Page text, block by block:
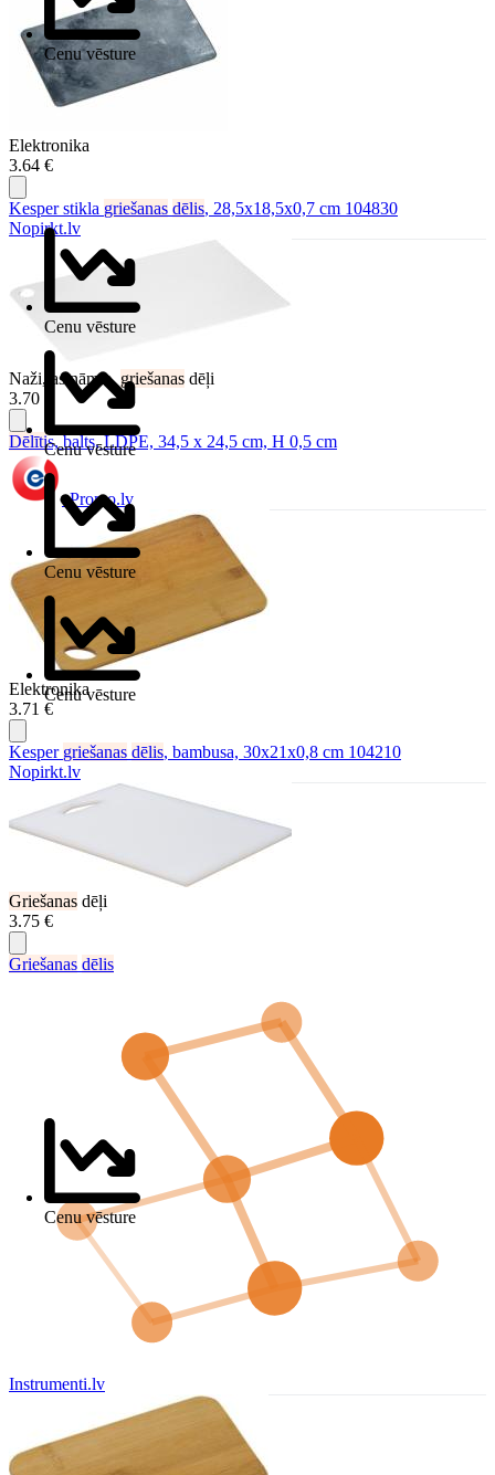
Cenu vēsture
Elektronika
3.64 €
Cenu vēsture
Kesper stikla griešanas dēlis, 28,5x18,5x0,7 cm 104830
Nopirkt.lv
Naži, asināmie, griešanas dēļi
3.70 €
Cenu vēsture
Dēlītis, balts, LDPE, 34,5 x 24,5 cm, H 0,5 cm
ePromo.lv
Elektronika
3.71 €
Cenu vēsture
Kesper griešanas dēlis, bambusa, 30x21x0,8 cm 104210
Nopirkt.lv
Griešanas dēļi
3.75 €
Cenu vēsture
Griešanas dēlis
Instrumenti.lv
Cenu vēsture